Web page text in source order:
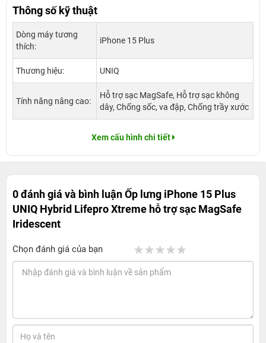
Thông số kỹ thuật
Dòng máy tương
thích:
iPhone 15 Plus
Thương hiệu: UNIQ
Tính năng nâng cao:
Hỗ trợ sạc MagSafe, Hỗ trợ sạc không
dây, Chống sốc, va đập, Chống trầy xước
Xem cấu hình chi tiết
0 đánh giá và bình luậnỐp lưng iPhone 15 Plus
UNIQ Hybrid Lifepro Xtreme hỗ trợ sạc MagSafe
Iridescent
Chọn đánh giá của bạn